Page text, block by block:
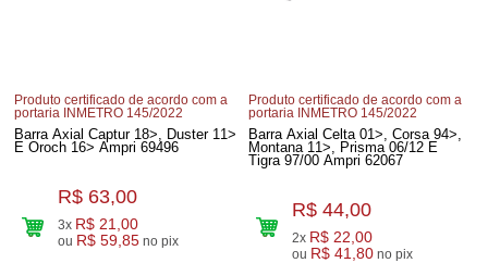
Produto certificado de acordo com a
portaria INMETRO 145/2022
Barra Axial Captur 18>, Duster 11>
E Oroch 16> Ampri 69496
R$ 63,00
3x R$ 21,00
ou R$ 59,85 no pix
Produto certificado de acordo com a
portaria INMETRO 145/2022
Barra Axial Celta 01>, Corsa 94>,
Montana 11>, Prisma 06/12 E
Tigra 97/00 Ampri 62067
R$ 44,00
2x R$ 22,00
ou R$ 41,80 no pix